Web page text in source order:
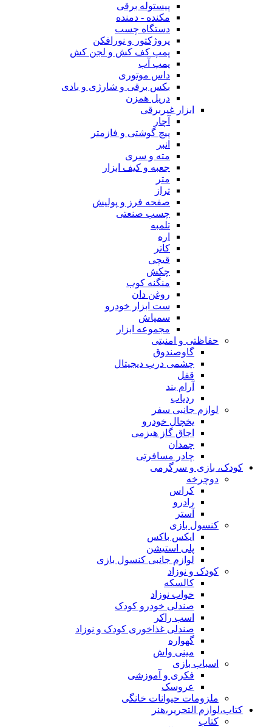
پیستوله برقی
مکنده - دمنده
دستگاه چسب
پروژکتور و نورافکن
پمپ کف کش و لجن کش
پمپ آب
داس موتوری
بکس برقی و شارژی و بادی
دریل همزن
ابزار غیربرقی
آچار
پیچ گوشتی و فازمتر
انبر
مته و سری
جعبه و کیف ابزار
متر
تراز
صفحه فرز و پولیش
چسب صنعتی
تلمبه
اره
کاتر
قیچی
چکش
منگنه کوب
روغن دان
ست ابزار خودرو
سمپاش
مجموعه ابزار
حفاظتی و امنیتی
گاوصندوق
چشمی درب دیجیتال
قفل
آرام بند
ردیاب
لوازم جانبی سفر
یخچال خودرو
اجاق گاز هیزمی
چمدان
چادر مسافرتی
کودک، بازی و سرگرمی
دوچرخه
کراس
رادرو
آستر
کنسول بازی
ایکس باکس
پلی استیشن
لوازم جانبی کنسول بازی
کودک و نوزاد
کالسکه
خواب نوزاد
صندلی خودرو کودک
اسب راکر
صندلی غذاخوری کودک و نوزاد
گهواره
مینی واش
اسباب بازی
فکری و آموزشی
عروسک
ملزومات حیوانات خانگی
کتاب،لوازم التحریر،هنر
کتاب